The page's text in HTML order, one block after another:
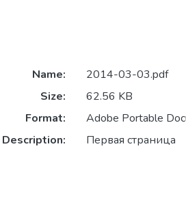
Name:
2014-03-03.pdf
Size:
62.56 KB
Format:
Adobe Portable
Description:
Первая страница